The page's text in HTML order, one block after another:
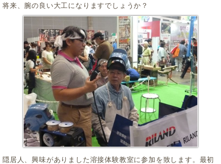
将来、腕の良い大工になりますでしょうか？
隠居人、興味がありました溶接体験教室に参加を致します。最初